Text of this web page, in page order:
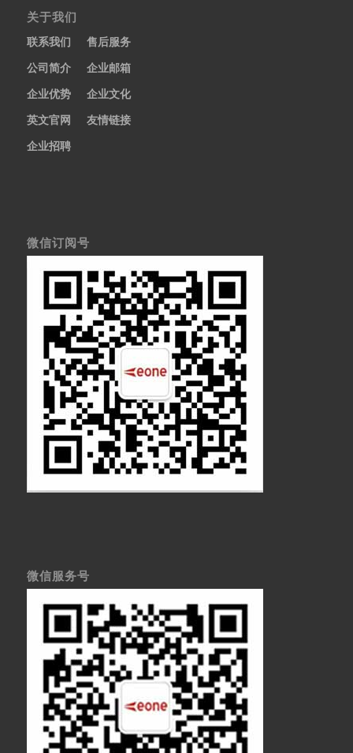
关于我们
联系我们
售后服务
公司简介
企业邮箱
企业优势
企业文化
英文官网
友情链接
企业招聘
微信订阅号
微信服务号